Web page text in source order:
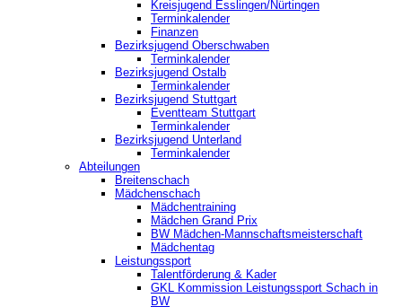
Kreisjugend ‎Esslingen/Nürtingen
Terminkalender
Finanzen
Bezirksjugend Oberschwaben
Terminkalender
Bezirksjugend Ostalb
Terminkalender
Bezirksjugend Stuttgart
‎Eventteam Stuttgart
Terminkalender
Bezirksjugend Unterland
Terminkalender
Abteilungen
Breitenschach
Mädchenschach
Mädchentraining
Mädchen Grand Prix
BW Mädchen-Mannschaftsmeisterschaft
Mädchentag
Leistungssport
Talentförderung & Kader
GKL Kommission Leistungssport Schach in
BW